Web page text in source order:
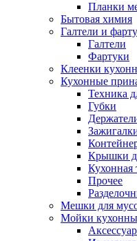
Планки
Бытовая химия
Галтели и
Галтели
Фартуки
Клеенки
Кухонные
Техника
Губки
Крышки
Кухонная
Прочее
Мешки для
Мойки